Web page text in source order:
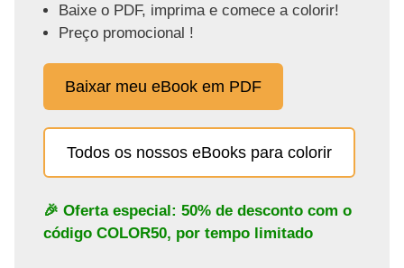
Baixe o PDF, imprima e comece a colorir!
Preço promocional !
Baixar meu eBook em PDF
Todos os nossos eBooks para colorir
🎉 Oferta especial: 50% de desconto com o
código COLOR50, por tempo limitado